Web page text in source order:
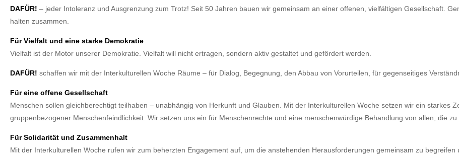
DAFÜR! – jeder Intoleranz und Ausgrenzung zum Trotz! Seit 50 Jahren bauen wir gemeinsam an einer offenen, vielfältigen Gesellschaft.
halten zusammen.
Für Vielfalt und eine starke Demokratie
Vielfalt ist der Motor unserer Demokratie. Vielfalt will nicht ertragen, sondern aktiv gestaltet und gefördert werden.
DAFÜR! schaffen wir mit der Interkulturellen Woche Räume – für Dialog, Begegnung, den Abbau von Vorurteilen, für gegenseitiges
Für eine offene Gesellschaft
Menschen sollen gleichberechtigt teilhaben – unabhängig von Herkunft und Glauben. Mit der Interkulturellen Woche setzen wir ein starkes
gruppenbezogener Menschenfeindlichkeit. Wir setzen uns ein für Menschenrechte und eine menschenwürdige Behandlung von allen, die
Für Solidarität und Zusammenhalt
Mit der Interkulturellen Woche rufen wir zum beherzten Engagement auf, um die anstehenden Herausforderungen gemeinsam zu